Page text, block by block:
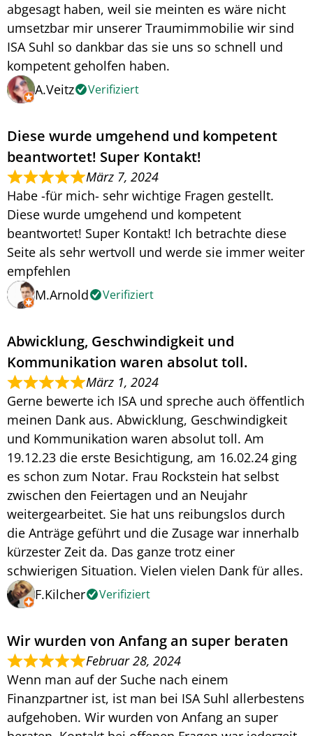
abgesagt haben, weil sie meinten es wäre nicht
umsetzbar mir unserer Traumimmobilie wir sind
ISA Suhl so dankbar das sie uns so schnell und
kompetent geholfen haben.
A.Veitz
Verifiziert
Diese wurde umgehend und kompetent
beantwortet! Super Kontakt!
März 7, 2024
Habe -für mich- sehr wichtige Fragen gestellt.
Diese wurde umgehend und kompetent
beantwortet! Super Kontakt! Ich betrachte diese
Seite als sehr wertvoll und werde sie immer weiter
empfehlen
M.Arnold
Verifiziert
Abwicklung, Geschwindigkeit und
Kommunikation waren absolut toll.
März 1, 2024
Gerne bewerte ich ISA und spreche auch öffentlich
meinen Dank aus. Abwicklung, Geschwindigkeit
und Kommunikation waren absolut toll. Am
19.12.23 die erste Besichtigung, am 16.02.24 ging
es schon zum Notar. Frau Rockstein hat selbst
zwischen den Feiertagen und an Neujahr
weitergearbeitet. Sie hat uns reibungslos durch
die Anträge geführt und die Zusage war innerhalb
kürzester Zeit da. Das ganze trotz einer
schwierigen Situation. Vielen vielen Dank für alles.
F.Kilcher
Verifiziert
Wir wurden von Anfang an super beraten
Februar 28, 2024
Wenn man auf der Suche nach einem
Finanzpartner ist, ist man bei ISA Suhl allerbestens
aufgehoben. Wir wurden von Anfang an super